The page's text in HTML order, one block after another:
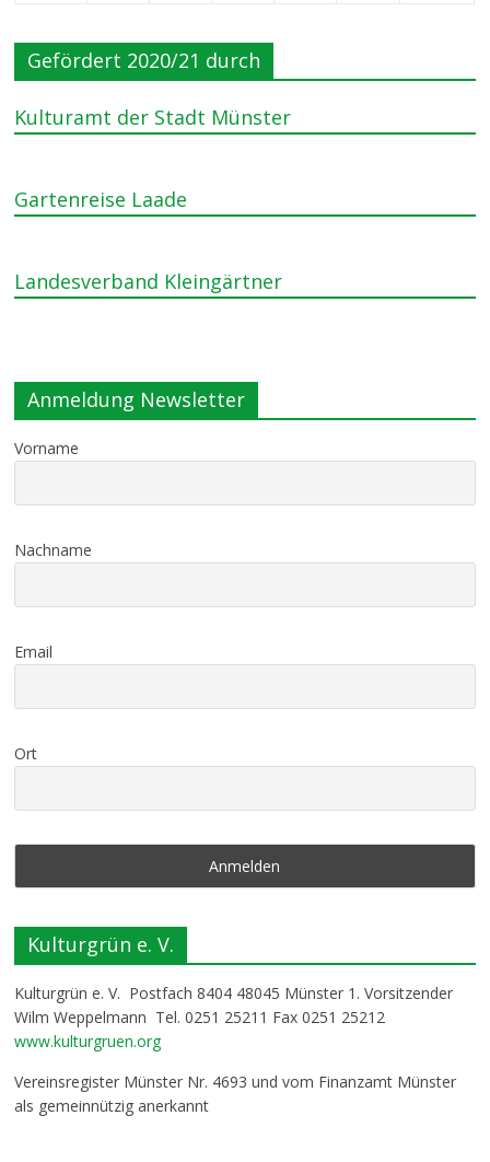
Gefördert 2020/21 durch
Kulturamt der Stadt Münster
Gartenreise Laade
Landesverband Kleingärtner
Anmeldung Newsletter
Vorname
Nachname
Email
Ort
Kulturgrün e. V.
Kulturgrün e. V. Postfach 8404 48045 Münster 1. Vorsitzender
Wilm Weppelmann Tel. 0251 25211 Fax 0251 25212
www.kulturgruen.org
Vereinsregister Münster Nr. 4693 und vom Finanzamt Münster
als gemeinnützig anerkannt